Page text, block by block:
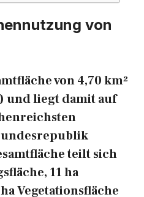
von
von 4,70 km²
und liegt damit auf
teilt sich
11 ha
Vegetationsfläche